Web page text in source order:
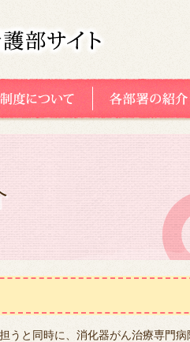
うと同時に、消化器がん治療専門